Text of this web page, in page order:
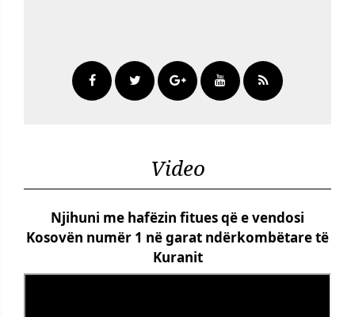
Video
Njihuni me hafëzin fitues që e vendosi
Kosovën numër 1 në garat ndërkombëtare të
Kuranit